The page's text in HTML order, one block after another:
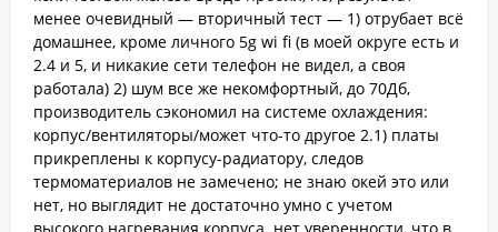
менее очевидный — вторичный тест — 1) отрубает всё
домашнее, кроме личного 5g wi fi (в моей округе есть и
2.4 и 5, и никакие сети телефон не видел, а своя
работала) 2) шум все же некомфортный, до 70Дб,
производитель сэкономил на системе охлаждения:
корпус/вентиляторы/может что-то другое 2.1) платы
прикреплены к корпусу-радиатору, следов
термоматериалов не замечено; не знаю окей это или
нет, но выглядит не достаточно умно с учетом